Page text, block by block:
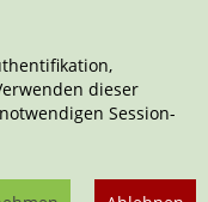
dieser
Session-